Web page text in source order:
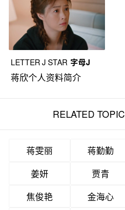
LETTER J STAR 字母J
蒋欣个人资料简介
RELATED TOPIC
蒋雯丽 蒋勤勤
姜妍
贾青
焦俊艳
金海心